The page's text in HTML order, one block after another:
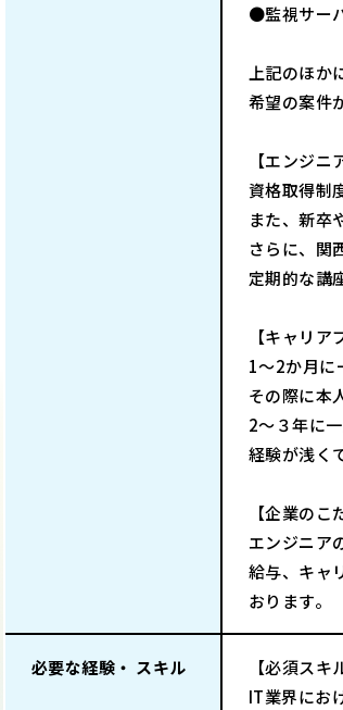
●監視サー
上記のほか
希望の案件
【エンジ
資格取得制
また、新卒
さらに、関
定期的な講
【キャリア
1～2か月に
その際に本
2～３年に
経験が浅く
【企業のこ
エンジニア
給与、キャ
おります。
必要な経験・ スキル
【必須スキ
IT業界にお